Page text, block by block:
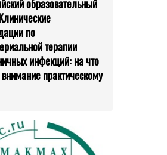
образовательный
по
терапии
инфекций: на что
практическому